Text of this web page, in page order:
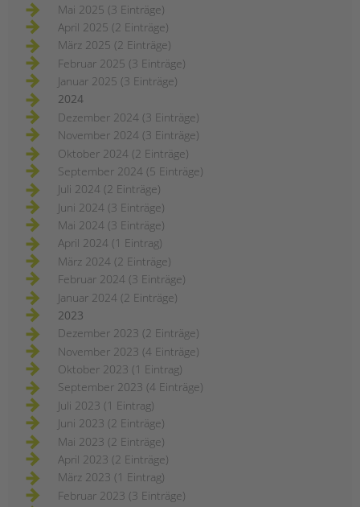
Mai 2025 (3 Einträge)
April 2025 (2 Einträge)
März 2025 (2 Einträge)
Februar 2025 (3 Einträge)
Januar 2025 (3 Einträge)
2024
Dezember 2024 (3 Einträge)
November 2024 (3 Einträge)
Oktober 2024 (2 Einträge)
September 2024 (5 Einträge)
Juli 2024 (2 Einträge)
Juni 2024 (3 Einträge)
Mai 2024 (3 Einträge)
April 2024 (1 Eintrag)
März 2024 (2 Einträge)
Februar 2024 (3 Einträge)
Januar 2024 (2 Einträge)
2023
Dezember 2023 (2 Einträge)
November 2023 (4 Einträge)
Oktober 2023 (1 Eintrag)
September 2023 (4 Einträge)
Juli 2023 (1 Eintrag)
Juni 2023 (2 Einträge)
Mai 2023 (2 Einträge)
April 2023 (2 Einträge)
März 2023 (1 Eintrag)
Februar 2023 (3 Einträge)